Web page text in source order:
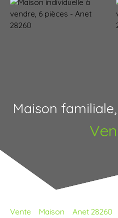
Maison
Vente Maison
Anet 28260